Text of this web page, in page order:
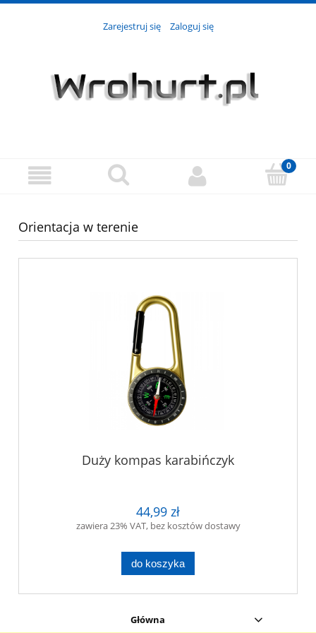
Zarejestruj się Zaloguj się
Orientacja w terenie
Duży kompas karabińczyk
44,99 zł
zawiera 23% VAT, bez kosztów dostawy
do koszyka
Główna